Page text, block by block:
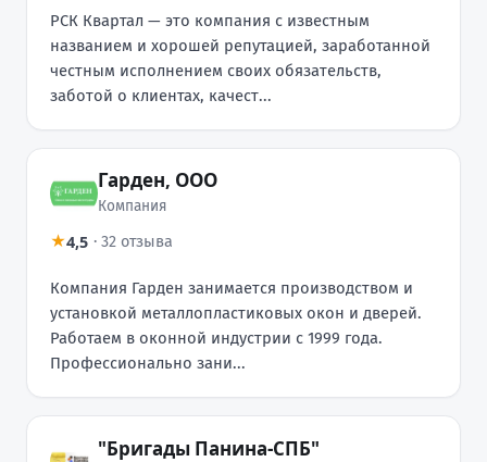
РСК Квартал — это компания с известным
названием и хорошей репутацией, заработанной
честным исполнением своих обязательств,
заботой о клиентах, качест...
Гарден, ООО
Компания
★4,5 · 32 отзыва
Компания Гарден занимается производством и
установкой металлопластиковых окон и дверей.
Работаем в оконной индустрии с 1999 года.
Профессионально зани...
"Бригады Панина-СПБ"